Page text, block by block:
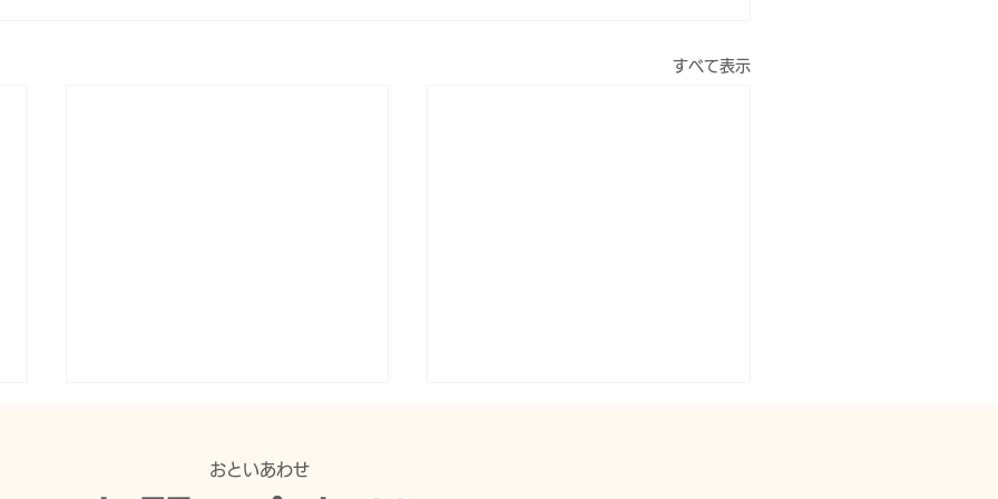
すべて表示
​おといあわせ